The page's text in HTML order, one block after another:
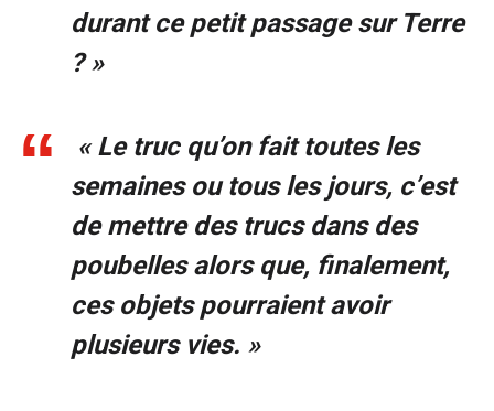
durant ce petit passage sur Terre
? »
« Le truc qu’on fait toutes les
semaines ou tous les jours, c’est
de mettre des trucs dans des
poubelles alors que, finalement,
ces objets pourraient avoir
plusieurs vies. »